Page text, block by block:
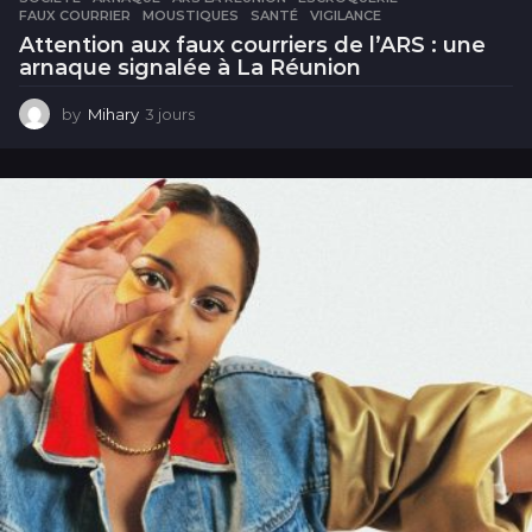
FAUX COURRIER
,MOUSTIQUES ,SANTÉ ,VIGILANCE
Attention aux faux courriers de l’ARS : une
arnaque signalée à La Réunion
by Mihary 3 jours
u
r
s